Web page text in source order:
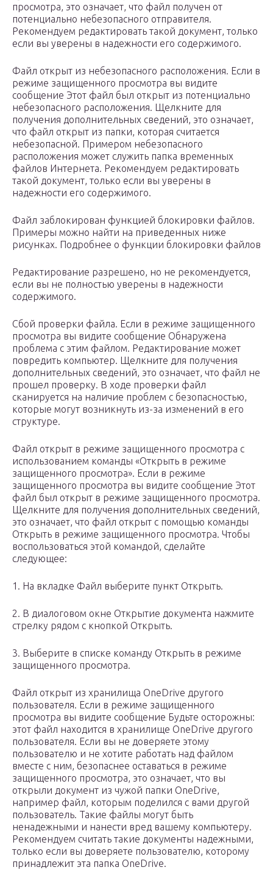
просмотра, это означает, что файл получен от
потенциально небезопасного отправителя.
Рекомендуем редактировать такой документ, только
если вы уверены в надежности его содержимого.
Файл открыт из небезопасного расположения. Если в
режиме защищенного просмотра вы видите
сообщение Этот файл был открыт из потенциально
небезопасного расположения. Щелкните для
получения дополнительных сведений, это означает,
что файл открыт из папки, которая считается
небезопасной. Примером небезопасного
расположения может служить папка временных
файлов Интернета. Рекомендуем редактировать
такой документ, только если вы уверены в
надежности его содержимого.
Файл заблокирован функцией блокировки файлов.
Примеры можно найти на приведенных ниже
рисунках. Подробнее о функции блокировки файлов
Редактирование разрешено, но не рекомендуется,
если вы не полностью уверены в надежности
содержимого.
Сбой проверки файла. Если в режиме защищенного
просмотра вы видите сообщение Обнаружена
проблема с этим файлом. Редактирование может
повредить компьютер. Щелкните для получения
дополнительных сведений, это означает, что файл не
прошел проверку. В ходе проверки файл
сканируется на наличие проблем с безопасностью,
которые могут возникнуть из-за изменений в его
структуре.
Файл открыт в режиме защищенного просмотра с
использованием команды «Открыть в режиме
защищенного просмотра». Если в режиме
защищенного просмотра вы видите сообщение Этот
файл был открыт в режиме защищенного просмотра.
Щелкните для получения дополнительных сведений,
это означает, что файл открыт с помощью команды
Открыть в режиме защищенного просмотра. Чтобы
воспользоваться этой командой, сделайте
следующее:
1. На вкладке Файл выберите пункт Открыть.
2. В диалоговом окне Открытие документа нажмите
стрелку рядом с кнопкой Открыть.
3. Выберите в списке команду Открыть в режиме
защищенного просмотра.
Файл открыт из хранилища OneDrive другого
пользователя. Если в режиме защищенного
просмотра вы видите сообщение Будьте осторожны:
этот файл находится в хранилище OneDrive другого
пользователя. Если вы не доверяете этому
пользователю и не хотите работать над файлом
вместе с ним, безопаснее оставаться в режиме
защищенного просмотра, это означает, что вы
открыли документ из чужой папки OneDrive,
например файл, которым поделился с вами другой
пользователь. Такие файлы могут быть
ненадежными и нанести вред вашему компьютеру.
Рекомендуем считать такие документы надежными,
только если вы доверяете пользователю, которому
принадлежит эта папка OneDrive.